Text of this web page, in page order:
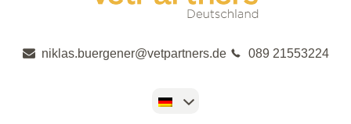
niklas.buergener@vetpartners.de 089 21553224